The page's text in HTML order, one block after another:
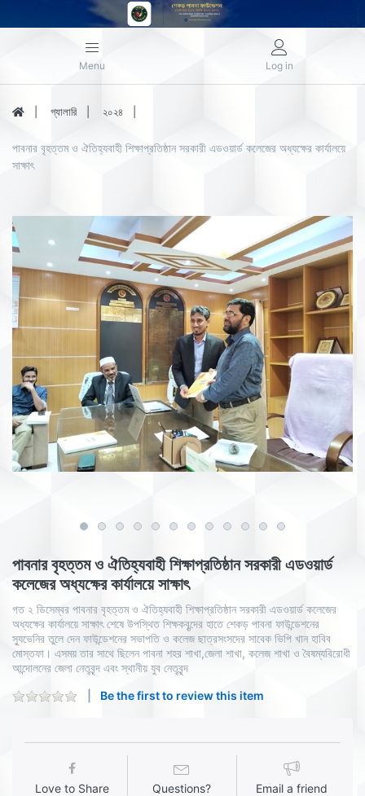
Menu Log in
গ্যালারি ২০২৪
পাবনার বৃহত্তম ও ঐতিহ্যবাহী শিক্ষাপ্রতিষ্ঠান সরকারী এডওয়ার্ড কলেজের অধ্যক্ষের কার্যালয়ে
সাক্ষাৎ
পাবনার বৃহত্তম ও ঐতিহ্যবাহী শিক্ষাপ্রতিষ্ঠান সরকারী এডওয়ার্ড
কলেজের অধ্যক্ষের কার্যালয়ে সাক্ষাৎ
গত ২ ডিসেম্বর পাবনার বৃহত্তম ও ঐতিহ্যবাহী শিক্ষাপ্রতিষ্ঠান সরকারী এডওয়ার্ড কলেজের
অধ্যক্ষের কার্যালয়ে সাক্ষাৎ শেষে উপস্থিত শিক্ষকবৃন্দের হাতে শেকড় পাবনা ফাউন্ডেশনের
স্যুভেনির তুলে দেন ফাউন্ডেশনের সভাপতি ও কলেজ ছাত্রসংসদের সাবেক ভিপি খান হাবিব
মোস্তফা। এসময় তার সাথে ছিলেন পাবনা শহর শাখা,জেলা শাখা, কলেজ শাখা ও বৈষম্যবিরোধী
আন্দোলনের জেলা নেতৃবৃন্দ এবং স্থানীয় যুব নেতৃবৃন্দ
Be the first to review this item
Love to Share Questions? Email a friend